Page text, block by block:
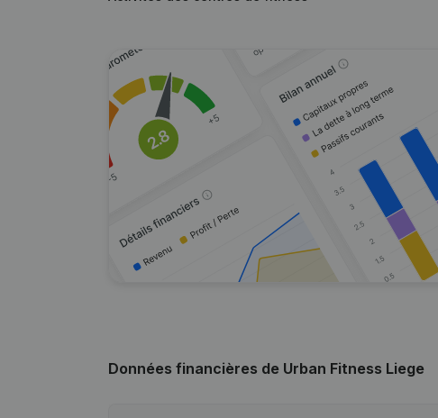
Données financières de Urban Fitness Liege